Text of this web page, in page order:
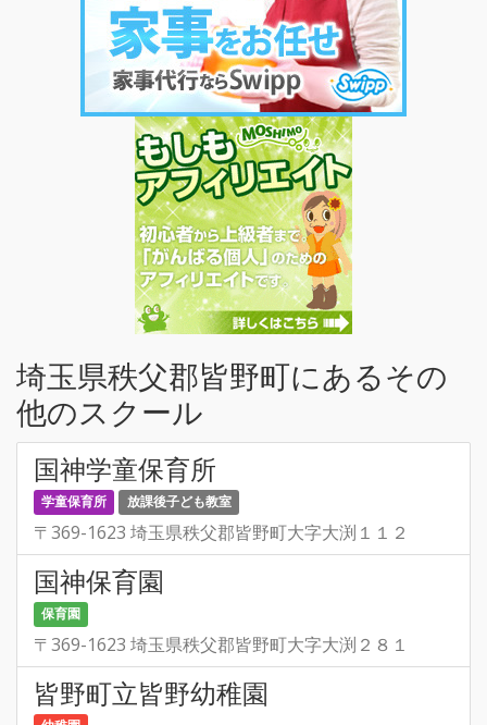
埼玉県秩父郡皆野町にあるその
他のスクール
国神学童保育所
学童保育所 放課後子ども教室
〒369-1623 埼玉県秩父郡皆野町大字大渕１１２
国神保育園
保育園
〒369-1623 埼玉県秩父郡皆野町大字大渕２８１
皆野町立皆野幼稚園